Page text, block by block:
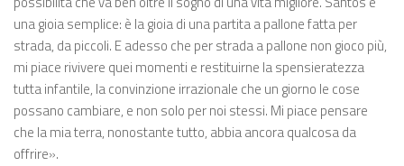
una gioia semplice: è la gioia di una partita a pallone fatta per
strada, da piccoli. E adesso che per strada a pallone non gioco più,
mi piace rivivere quei momenti e restituirne la spensieratezza
tutta infantile, la convinzione irrazionale che un giorno le cose
possano cambiare, e non solo per noi stessi. Mi piace pensare
che la mia terra, nonostante tutto, abbia ancora qualcosa da
offrire».